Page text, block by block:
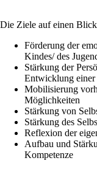
Die Ziele auf einen
Förderung der
Kindes/ des
Stärkung der
Entwicklung
Mobilisierung
Möglichkeiten
Stärkung von
Stärkung des
Reflexion der
Aufbau und
Kompetenze